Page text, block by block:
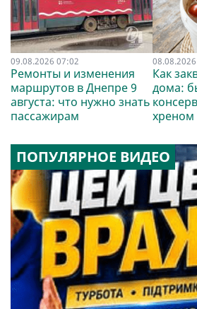
09.08.2026 07:02
Ремонты и изменения
маршрутов в Днепре 9
августа: что нужно знать
пассажирам
Как
дома:
хреном
ПОПУЛЯРНОЕ ВИДЕО